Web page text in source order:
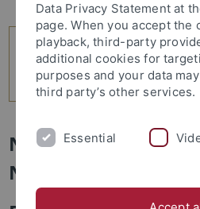
Newsletter Uni
Nr. 2/2026 –
Data Privacy Statement at
page. When you accept the
playback, third-party
additional cookies for
purposes and your data
third party’s other services.
Essential